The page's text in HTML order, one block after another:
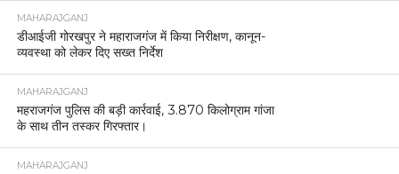
MAHARAJGANJ
डीआईजी गोरखपुर ने महाराजगंज में किया निरीक्षण, कानून-
व्यवस्था को लेकर दिए सख्त निर्देश
MAHARAJGANJ
महराजगंज पुलिस की बड़ी कार्रवाई, 3.870 किलोग्राम गांजा
के साथ तीन तस्कर गिरफ्तार।
MAHARAJGANJ